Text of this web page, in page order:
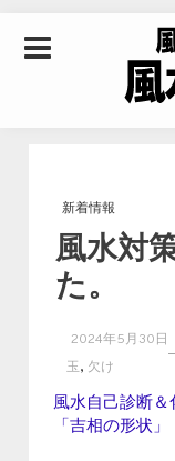
水ゼ
学・
学を
新着情報
風水対
た。
2024年5月30日
玉, 欠け
風水自己診断＆
「吉相の形状」